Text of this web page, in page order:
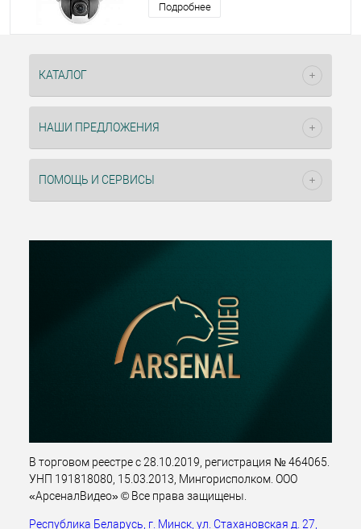
Подробнее
КАТАЛОГ
НАШИ ПРЕДЛОЖЕНИЯ
ПОМОЩЬ И СЕРВИСЫ
В торговом реестре с 28.10.2019, регистрация № 464065.
УНП 191818080, 15.03.2013, Мингорисполком. ООО
«АрсеналВидео» © Все права защищены.
Республика Беларусь, г. Минск, ул. Стахановская д. 27,